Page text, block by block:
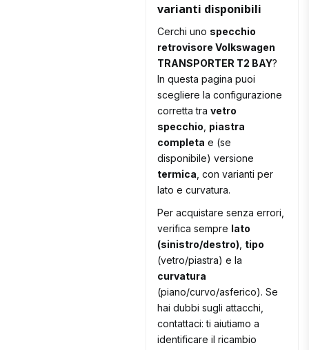
varianti disponibili
Cerchi uno specchio
retrovisore Volkswagen
TRANSPORTER T2 BAY?
In questa pagina puoi
scegliere la configurazione
corretta travetro
specchio piastra
completa e (se
disponibile) versione
termica , con varianti per
lato e curvatura.
Per acquistare senza errori,
verifica sempre lato
(sinistro/destro) tipo
(vetro/piastra) e la
curvatura
(piano/curvo/asferico). Se
hai dubbi sugli attacchi,
contattaci: ti aiutiamo a
identificare il ricambio